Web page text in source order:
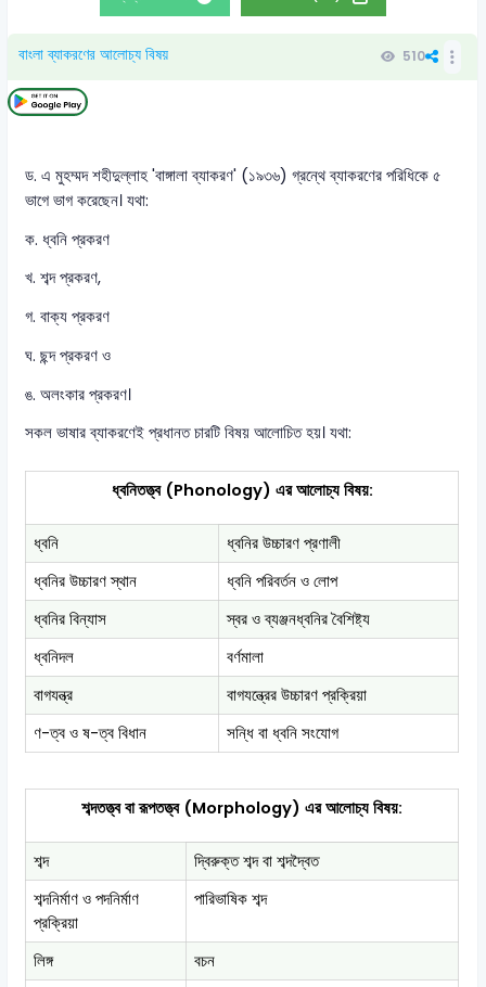
বাংলা ব্যাকরণের আলোচ্য বিষয় 510
ড. এ মুহম্মদ শহীদুল্লাহ 'বাঙ্গালা ব্যাকরণ' (১৯৩৬) গ্রন্থে ব্যাকরণের পরিধিকে ৫
ভাগে ভাগ করেছেন। যথা:
ক. ধ্বনি প্রকরণ
খ. শব্দ প্রকরণ,
গ. বাক্য প্রকরণ
ঘ. ছন্দ প্রকরণ ও
ঙ. অলংকার প্রকরণ।
সকল ভাষার ব্যাকরণেই প্রধানত চারটি বিষয় আলোচিত হয়। যথা:
ধ্বনিতত্ত্ব (Phonology) এর আলোচ্য বিষয়:
ধ্বনি
ধ্বনির উচ্চারণ প্রণালী
ধ্বনির উচ্চারণ স্থান
ধ্বনি পরিবর্তন ও লোপ
ধ্বনির বিন্যাস
স্বর ও ব্যঞ্জনধ্বনির বৈশিষ্ট্য
ধ্বনিদল
বর্ণমালা
বাগযন্ত্র
বাগযন্ত্রের উচ্চারণ প্রক্রিয়া
ণ-ত্ব ও ষ-ত্ব বিধান
সন্ধি বা ধ্বনি সংযোগ
শব্দতত্ত্ব বা রূপতত্ত্ব (Morphology) এর আলোচ্য বিষয়:
শব্দ
দ্বিরুক্ত শব্দ বা শব্দদ্বৈত
শব্দনির্মাণ ও পদনির্মাণ
প্রক্রিয়া
পারিভাষিক শব্দ
লিঙ্গ
বচন